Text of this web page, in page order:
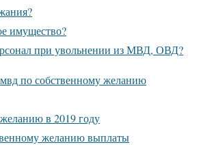
имущество?
при увольнении из МВД, ОВД?
по собственному желанию
в 2019 году
желанию выплаты